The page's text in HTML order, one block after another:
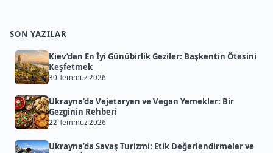
SON YAZILAR
Kiev’den En İyi Günübirlik Geziler: Başkentin Ötesini
Keşfetmek
30 Temmuz 2026
Ukrayna’da Vejetaryen ve Vegan Yemekler: Bir
Gezginin Rehberi
22 Temmuz 2026
Ukrayna’da Savaş Turizmi: Etik Değerlendirmeler ve